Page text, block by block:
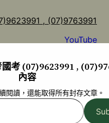
, (07)9763991
YouTube
考 (07)9623991 ,
內容
閱讀，還能取得所有封存文章。